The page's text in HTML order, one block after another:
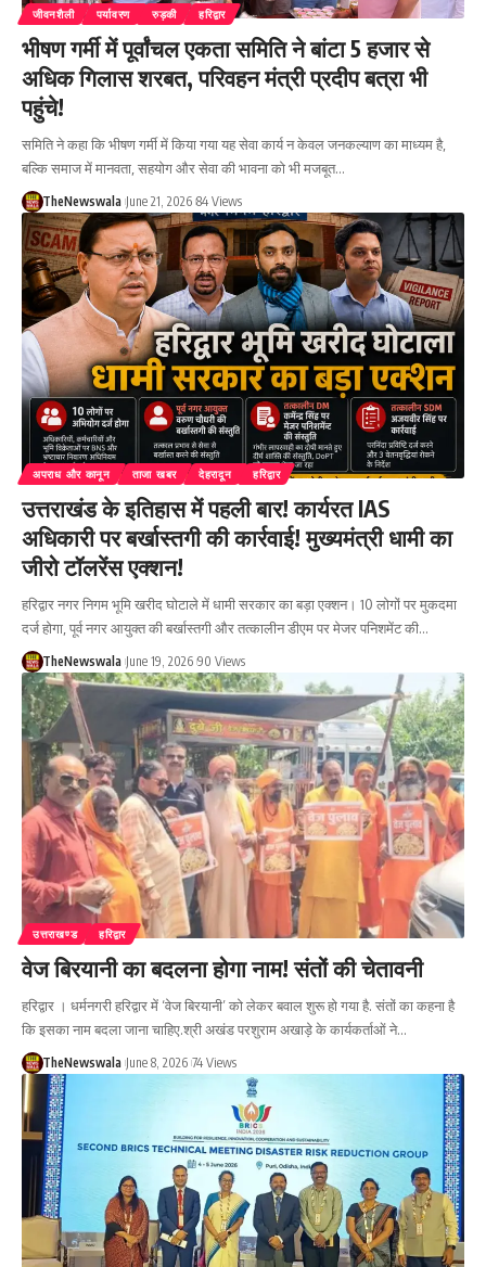
जीवनशैली पर्यावरण रुड़की हरिद्वार
भीषण गर्मी में पूर्वांचल एकता समिति ने बांटा 5 हजार से
अधिक गिलास शरबत, परिवहन मंत्री प्रदीप बत्रा भी
पहुंचे!
समिति ने कहा कि भीषण गर्मी में किया गया यह सेवा कार्य न केवल जनकल्याण का माध्यम है,
बल्कि समाज में मानवता, सहयोग और सेवा की भावना को भी मजबूत…
TheNewswala June 21, 2026 84 Views
अपराध और कानून ताजा खबर देहरादून हरिद्वार
उत्तराखंड के इतिहास में पहली बार! कार्यरत IAS
अधिकारी पर बर्खास्तगी की कार्रवाई! मुख्यमंत्री धामी का
जीरो टॉलरेंस एक्शन!
हरिद्वार नगर निगम भूमि खरीद घोटाले में धामी सरकार का बड़ा एक्शन। 10 लोगों पर मुकदमा
दर्ज होगा, पूर्व नगर आयुक्त की बर्खास्तगी और तत्कालीन डीएम पर मेजर पनिशमेंट की…
TheNewswala June 19, 2026 90 Views
उत्तराखण्ड हरिद्वार
वेज बिरयानी का बदलना होगा नाम! संतों की चेतावनी
हरिद्वार । धर्मनगरी हरिद्वार में ‘वेज बिरयानी’ को लेकर बवाल शुरू हो गया है. संतों का कहना है
कि इसका नाम बदला जाना चाहिए.श्री अखंड परशुराम अखाड़े के कार्यकर्ताओं ने…
TheNewswala June 8, 2026 74 Views